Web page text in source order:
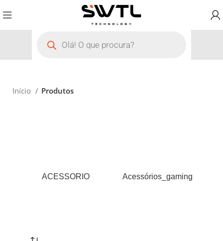
Início Produtos
ACESSORIO Acessórios_gaming